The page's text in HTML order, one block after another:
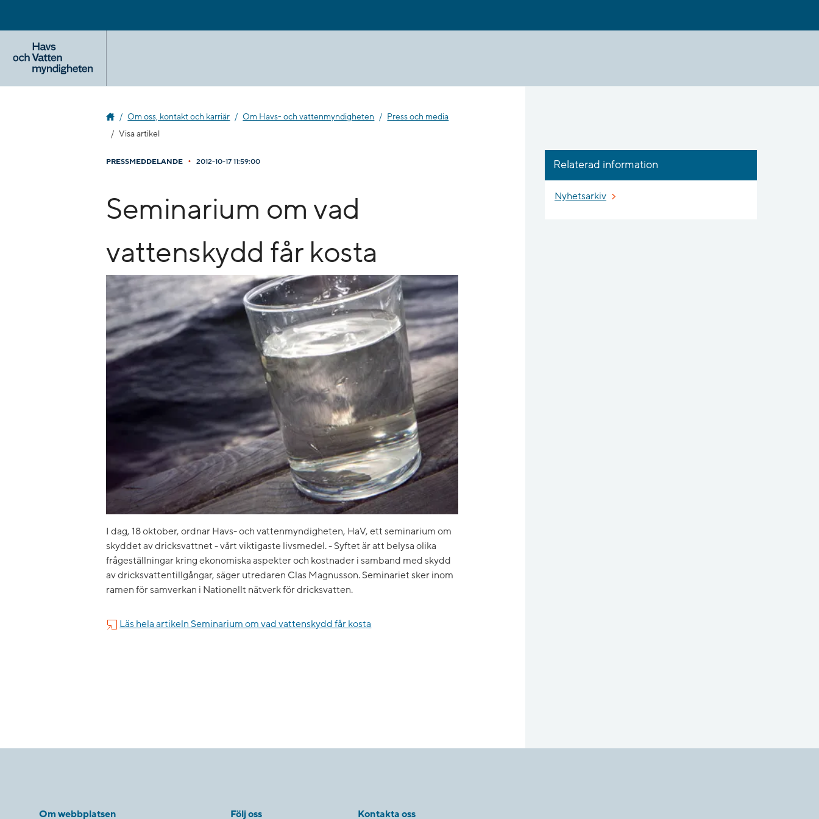
innehåll
Om oss, kontakt och karriär Om Havs- och vatten­myndigheten
Press och media
Visa artikel
PRESSMEDDELANDE • 2012-10-17 11:59:00
Seminarium om vad
vattenskydd får kosta
I dag, 18 oktober, ordnar Havs- och vattenmyndigheten, HaV, ett seminarium om
skyddet av dricksvattnet - vårt viktigaste livsmedel. - Syftet är att belysa olika
frågeställningar kring ekonomiska aspekter och kostnader i samband med skydd
av dricksvattentillgångar, säger utredaren Clas Magnusson. Seminariet sker inom
ramen för samverkan i Nationellt nätverk för dricksvatten.
Läs hela artikeln Seminarium om vad vattenskydd får kosta
Relaterad information
Nyhetsarkiv
Om webbplatsen Följ oss Kontakta oss